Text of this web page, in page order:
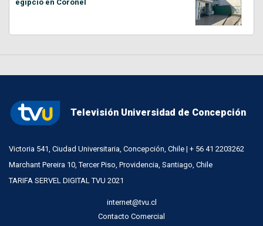
egipcio en Coronel
Televisión Universidad de Concepción
Victoria 541, Ciudad Universitaria, Concepción, Chile | + 56 41 2203262
Marchant Pereira 10, Tercer Piso, Providencia, Santiago, Chile
TARIFA SERVEL DIGITAL TVU 2021
internet@tvu.cl
Contacto Comercial